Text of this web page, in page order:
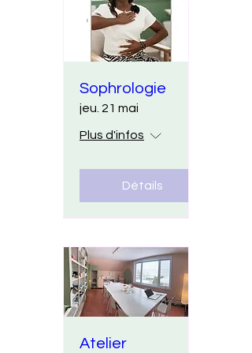
Sophrologie
jeu. 21 mai
Plus d'infos
Détails
Atelier